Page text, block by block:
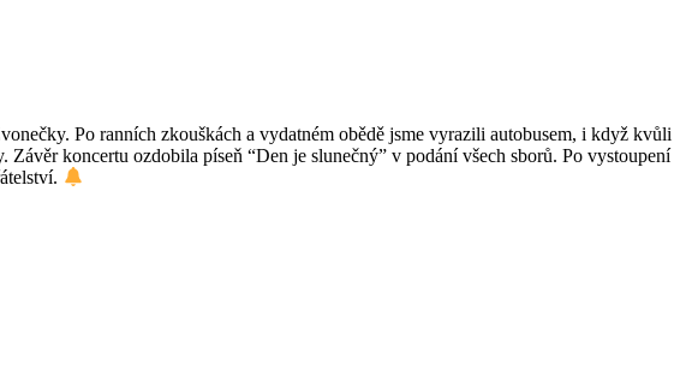
Po ranních zkouškách a vydatném obědě jsme vyrazili autobusem, i když kvůli
koncertu ozdobila píseň “Den je slunečný” v podání všech sborů. Po vystoupení